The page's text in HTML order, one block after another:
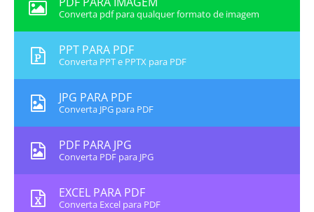
Converta pdf para qualquer formato de imagem
PPT PARA PDF
Converta PPT e PPTX para PDF
JPG PARA PDF
Converta JPG para PDF
PDF PARA JPG
Converta PDF para JPG
EXCEL PARA PDF
Converta Excel para PDF